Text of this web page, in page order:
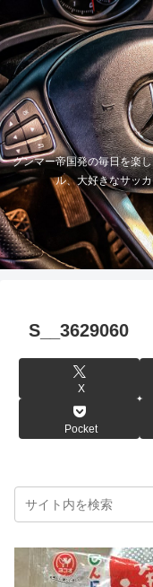
グンマー帝国発の毎日を楽
ル、大好きなサッ
S__3629060
X
Pocket